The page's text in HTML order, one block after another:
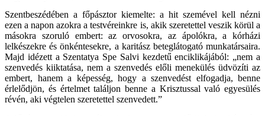
Szentbeszédében a főpásztor kiemelte: a hit szemével kell nézni
ezen a napon azokra a testvéreinkre is, akik szeretettel veszik körül a
másokra szoruló embert: az orvosokra, az ápolókra, a kórházi
lelkészekre és önkéntesekre, a karitász beteglátogató munkatársaira.
Majd idézett a Szentatya Spe Salvi kezdetű enciklikájából: „nem a
szenvedés kiiktatása, nem a szenvedés előli menekülés üdvözíti az
embert, hanem a képesség, hogy a szenvedést elfogadja, benne
érlelődjön, és értelmet találjon benne a Krisztussal való egyesülés
révén, aki végtelen szeretettel szenvedett.”